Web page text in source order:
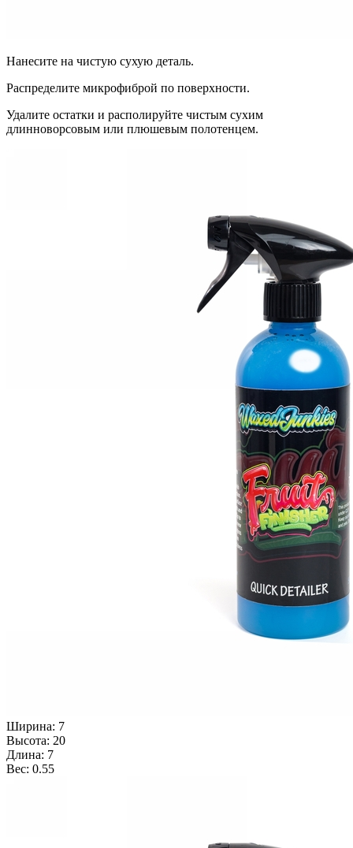
Нанесите на чистую сухую деталь.
Распределите микрофиброй по поверхности.
Удалите остатки и располируйте чистым сухим
длинноворсовым или плюшевым полотенцем.
Ширина: 7
Высота: 20
Длина: 7
Вес: 0.55